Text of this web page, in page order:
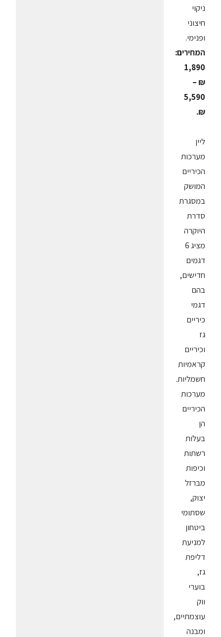
ניקוי
חיצוני
ופנימי.
המחירים:
1,890
₪ –
5,590
₪.
ליין
מערכות
הכיריים
המושק
במסגרת
סדרת
היוקרה
מציג 6
דגמים
חדישים,
בהם
דגמי
כיריים
גז
וכיריים
קראמיות
חשמליות.
מערכות
הכיריים
הן
בעלות
רשתות
וכיפות
מברזל
יצוק,
שסתומי
ביטחון
למניעת
דליפת
גז,
בוערי
ווק
עוצמתיים,
ומבנה